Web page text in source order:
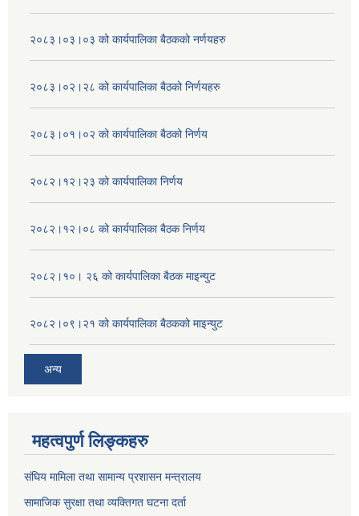
२०८३।०३।०३ को कार्यपालिका बैठकको नर्णयहरु
२०८३।०२।२८ को कार्यपालिका बैठको निर्णयहरु
२०८३।०१।०२ को कार्यपालिका बैठको निर्णय
२०८२।१२।२३ को कार्यपालिका निर्णय
२०८२।१२।०८ को कार्यपालिका बैठक निर्णय
२०८२।१०। २६ को कार्यपालिका बैठक माइन्युट
२०८२।०९।२१ को कार्यपालिका बैठकको माइन्युट
अन्य
महत्वपुर्ण लिङ्कहरु
संघिय मामिला तथा सामान्य प्रशासन मन्त्रालय
सामाजिक सुरक्षा तथा व्यक्तिगत घटना दर्ता